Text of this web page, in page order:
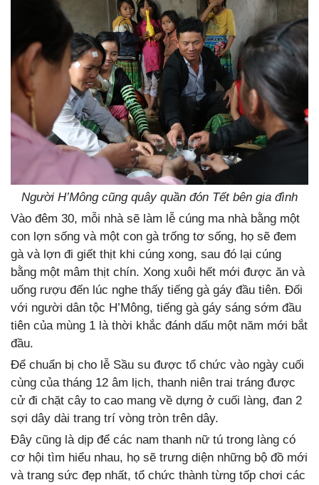
Người H’Mông cũng quây quần đón Tết bên gia đình
Vào đêm 30, mỗi nhà sẽ làm lễ cúng ma nhà bằng một
con lợn sống và một con gà trống tơ sống, họ sẽ đem
gà và lợn đi giết thịt khi cúng xong, sau đó lại cúng
bằng một mâm thịt chín. Xong xuôi hết mới được ăn và
uống rượu đến lúc nghe thấy tiếng gà gáy đầu tiên. Đối
với người dân tộc H’Mông, tiếng gà gáy sáng sớm đầu
tiên của mùng 1 là thời khắc đánh dấu một năm mới bắt
đầu.
Để chuẩn bị cho lễ Sầu su được tổ chức vào ngày cuối
cùng của tháng 12 âm lịch, thanh niên trai tráng được
cử đi chặt cây to cao mang về dựng ở cuối làng, đan 2
sợi dây dài trang trí vòng tròn trên dây.
Đây cũng là dịp để các nam thanh nữ tú trong làng có
cơ hội tìm hiểu nhau, họ sẽ trưng diện những bộ đồ mới
và trang sức đẹp nhất, tổ chức thành từng tốp chơi các